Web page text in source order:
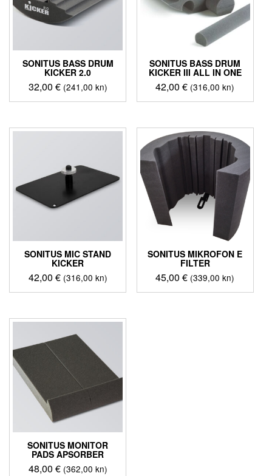
SONITUS BASS DRUM
KICKER 2.0
32,00 € (241,00 kn)
SONITUS BASS DRUM
KICKER III ALL IN ONE
42,00€ (316,00 kn)
SONITUS MIC STAND
KICKER
42,00 € (316,00 kn)
SONITUS MIKROFON E
FILTER
45,00€ (339,00 kn)
SONITUS MONITOR
PADS APSORBER
48,00 € (362,00 kn)